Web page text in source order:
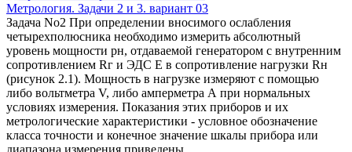
Метрология. Задачи 2 и 3. вариант 03
Задача No2 При определении вносимого ослабления
четырехполюсника необходимо измерить абсолютный
уровень мощности рн, отдаваемой генератором с внутренним
сопротивлением Rг и ЭДС E в сопротивление нагрузки Rн
(рисунок 2.1). Мощность в нагрузке измеряют с помощью
либо вольтметра V, либо амперметра А при нормальных
условиях измерения. Показания этих приборов и их
метрологические характеристики - условное обозначение
класса точности и конечное значение шкалы прибора или
диапазона измерения приведены